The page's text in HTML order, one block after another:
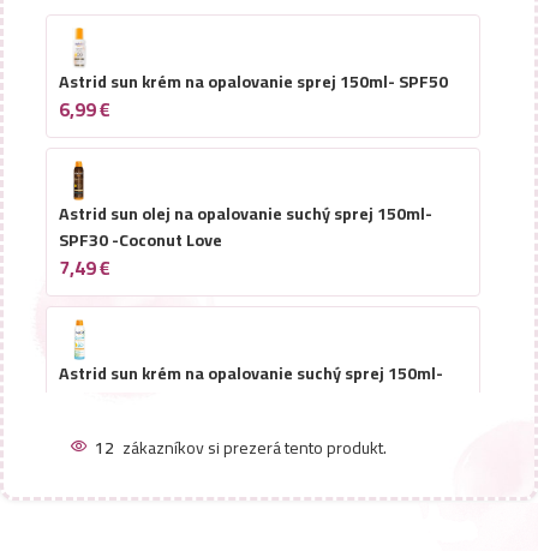
Astrid sun krém na opalovanie sprej 150ml- SPF50
6,99€
Astrid sun olej na opalovanie suchý sprej 150ml-
SPF30 -Coconut Love
7,49€
Astrid sun krém na opalovanie suchý sprej 150ml-
12 zákazníkov si prezerá tento produkt.